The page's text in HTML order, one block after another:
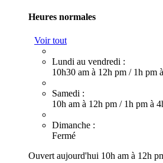
Heures normales
Voir tout
Lundi au vendredi :
10h30 am à 12h pm / 1h pm
Samedi :
10h am à 12h pm / 1h pm à
Dimanche :
Fermé
Ouvert aujourd'hui 10h am à 12h